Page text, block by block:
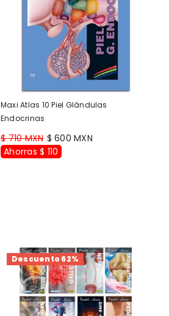
Maxi Atlas 10 Piel Glándulas
Endocrinas
$ 710 MXN $ 600 MXN
Ahorras $ 110
Descuento 62%